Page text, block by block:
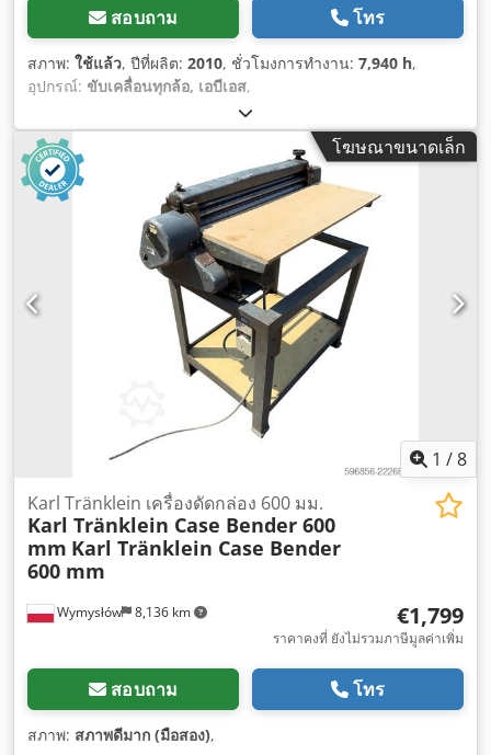
สอบถาม โทร
สภาพ: ใช้แล้ว, ปีที่ผลิต: 2010, ชั่วโมงการทำงาน: 7,940 h,
อุปกรณ์: ขับเคลื่อนทุกล้อ, เอบีเอส,
โฆษณาขนาดเล็ก
1 /8
Wymysłów 8,136 km
Karl Tränklein เครื่องดัดกล่อง 600 มม.
Karl Tränklein Case Bender 600
mm Karl Tränklein Case Bender
600 mm
€1,799
ราคาคงที่ ยังไม่รวมภาษีมูลค่าเพิ่ม
สอบถาม โทร
สภาพ: สภาพดีมาก (มือสอง),